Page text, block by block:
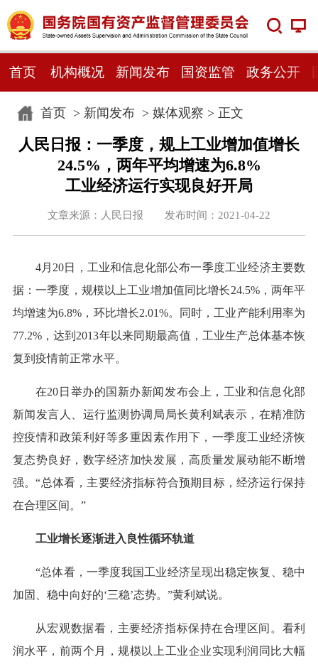
首页 机构概况 新闻发布 国资监管 政务公开
首页> 新闻发布> 媒体观察 > 正文
人民日报：一季度，规上工业增加值增长
24.5%，两年平均增速为6.8%
工业经济运行实现良好开局
文章来源：人民日报 发布时间：2021-04-22
4月20日，工业和信息化部公布一季度工业经济主要数
据：一季度，规模以上工业增加值同比增长24.5%，两年平
均增速为6.8%，环比增长2.01%。同时，工业产能利用率为
77.2%，达到2013年以来同期最高值，工业生产总体基本恢
复到疫情前正常水平。
在20日举办的国新办新闻发布会上，工业和信息化部
新闻发言人、运行监测协调局局长黄利斌表示，在精准防
控疫情和政策利好等多重因素作用下，一季度工业经济恢
复态势良好，数字经济加快发展，高质量发展动能不断增
强。“总体看，主要经济指标符合预期目标，经济运行保持
在合理区间。”
工业增长逐渐进入良性循环轨道
“总体看，一季度我国工业经济呈现出稳定恢复、稳中
加固、稳中向好的‘三稳’态势。”黄利斌说。
从宏观数据看，主要经济指标保持在合理区间。看利
润水平，前两个月，规模以上工业企业实现利润同比大幅